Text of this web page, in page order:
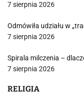
7 sierpnia 2026
Odmówiła udziału w
7 sierpnia 2026
Spirala milczenia –
7 sierpnia 2026
RELIGIA